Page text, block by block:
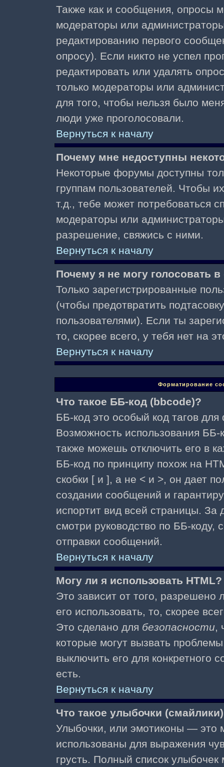
Также как и сообщения, опросы
модераторы или
редактированию первого
опросу). Если никто не успел
редактировать или удалять
только модераторы или
для того, чтобы нельзя было
люди уже проголосовали.
Вернуться к началу
Почему мне недоступны
Некоторые форумы доступны
группам пользователей. Чтобы
т.д., тебе может потребоваться
модераторы или
разрешение, свяжись с ними.
Вернуться к началу
Почему я не могу голосовать
Только зарегистрированные
(чтобы предотвратить
пользователями). Если ты
то, скорее всего, у тебя нет на
Вернуться к началу
Форматирование
Что такое ББ-код (bbcode)?
ББ-код это особый код тагов
Возможность использования
также можешь отключить его в
ББ-код по принципу похож на
скобки [ и ], а не < и >, он дает
создании сообщений и
испортит вид всей страницы.
смотри руководство по ББ-коду,
отправки сообщений.
Вернуться к началу
Могу ли я использовать HTML?
Это зависит от того,
его использовать, то, скорее
Это сделано для безопасности,
которые могут вызвать
выключить его для конкретного
есть.
Вернуться к началу
Что такое улыбочки
Улыбочки, или эмотиконы — это
использованы для выражения
грусть. Полный список